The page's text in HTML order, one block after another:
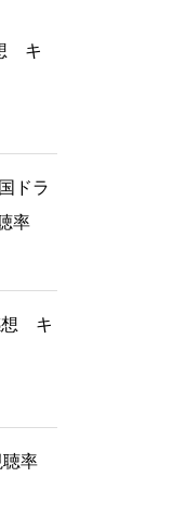
キ
ドラ
率
想 キ
聴率